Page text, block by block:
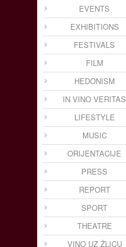
EVENTS
EXHIBITIONS
FESTIVALS
FILM
HEDONISM
IN VINO VERITAS
LIFESTYLE
MUSIC
ORIJENTACIJE
PRESS
REPORT
SPORT
THEATRE
VINO UZ ŽLICU